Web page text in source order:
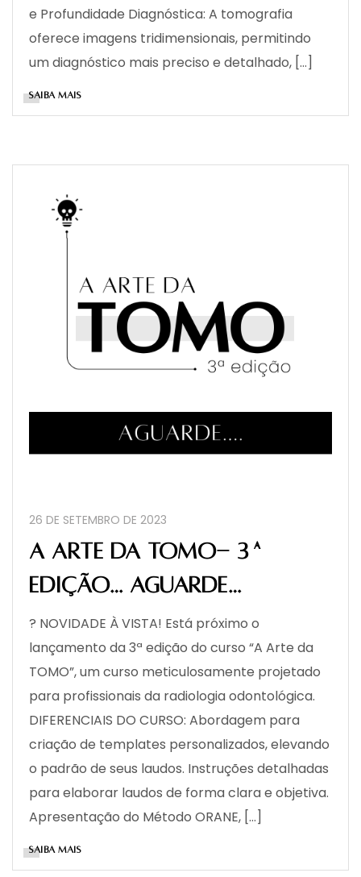
e Profundidade Diagnóstica: A tomografia
oferece imagens tridimensionais, permitindo
um diagnóstico mais preciso e detalhado, […]
SAIBA MAIS
26 DE SETEMBRO DE 2023
A arte da Tomo- 3ª
edição… aguarde…
? NOVIDADE À VISTA! Está próximo o
lançamento da 3ª edição do curso “A Arte da
TOMO”, um curso meticulosamente projetado
para profissionais da radiologia odontológica.
DIFERENCIAIS DO CURSO: Abordagem para
criação de templates personalizados, elevando
o padrão de seus laudos. Instruções detalhadas
para elaborar laudos de forma clara e objetiva.
Apresentação do Método ORANE, […]
SAIBA MAIS